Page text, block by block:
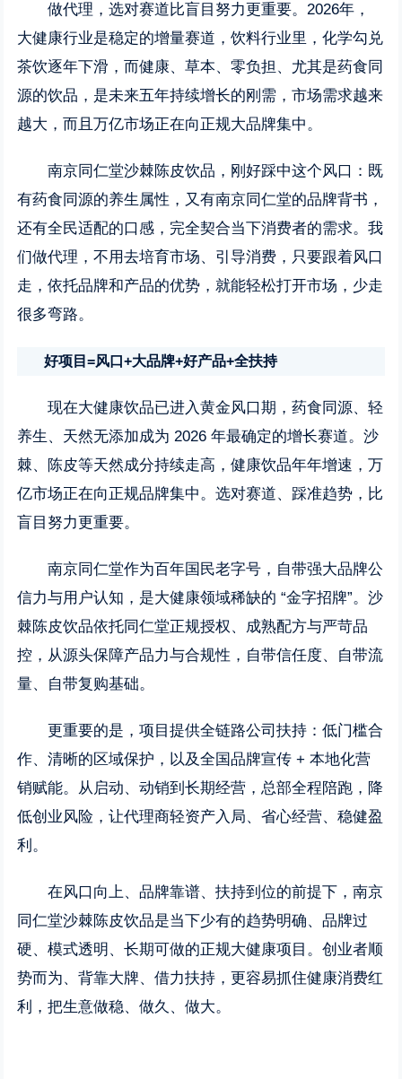
做代理，选对赛道比盲目努力更重要。2026年，
大健康行业是稳定的增量赛道，饮料行业里，化学勾兑
茶饮逐年下滑，而健康、草本、零负担、尤其是药食同
源的饮品，是未来五年持续增长的刚需，市场需求越来
越大，而且万亿市场正在向正规大品牌集中。
南京同仁堂沙棘陈皮饮品，刚好踩中这个风口：既
有药食同源的养生属性，又有南京同仁堂的品牌背书，
还有全民适配的口感，完全契合当下消费者的需求。我
们做代理，不用去培育市场、引导消费，只要跟着风口
走，依托品牌和产品的优势，就能轻松打开市场，少走
很多弯路。
好项目=风口+大品牌+好产品+全扶持
现在大健康饮品已进入黄金风口期，药食同源、轻
养生、天然无添加成为 2026 年最确定的增长赛道。沙
棘、陈皮等天然成分持续走高，健康饮品年年增速，万
亿市场正在向正规品牌集中。选对赛道、踩准趋势，比
盲目努力更重要。
南京同仁堂作为百年国民老字号，自带强大品牌公
信力与用户认知，是大健康领域稀缺的 “金字招牌”。沙
棘陈皮饮品依托同仁堂正规授权、成熟配方与严苛品
控，从源头保障产品力与合规性，自带信任度、自带流
量、自带复购基础。
更重要的是，项目提供全链路公司扶持：低门槛合
作、清晰的区域保护，以及全国品牌宣传 + 本地化营
销赋能。从启动、动销到长期经营，总部全程陪跑，降
低创业风险，让代理商轻资产入局、省心经营、稳健盈
利。
在风口向上、品牌靠谱、扶持到位的前提下，南京
同仁堂沙棘陈皮饮品是当下少有的趋势明确、品牌过
硬、模式透明、长期可做的正规大健康项目。创业者顺
势而为、背靠大牌、借力扶持，更容易抓住健康消费红
利，把生意做稳、做久、做大。